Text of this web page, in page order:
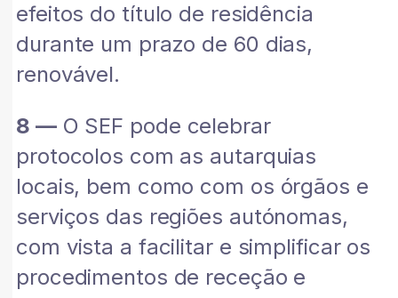
efeitos do título de residência
durante um prazo de 60 dias,
renovável.
8 —O SEF pode celebrar
protocolos com as autarquias
locais, bem como com os órgãos e
serviços das regiões autónomas,
com vista a facilitar e simplificar os
procedimentos de receção e